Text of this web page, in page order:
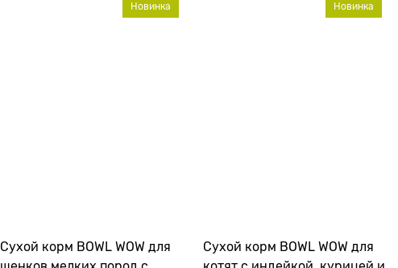
Сухой корм BOWL WOW для
Новинка
Сухой корм BOWL WOW для
Новинка